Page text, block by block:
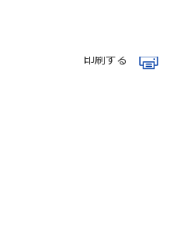
印刷する